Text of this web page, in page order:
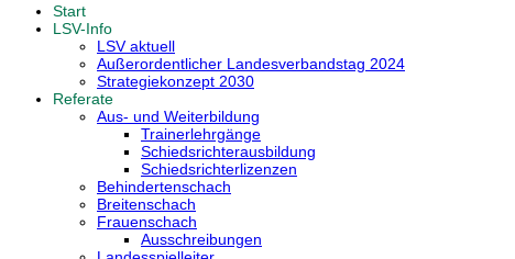
Start
LSV-Info
LSV aktuell
Außerordentlicher Landesverbandstag 2024
Strategiekonzept 2030
Referate
Aus- und Weiterbildung
Trainerlehrgänge
Schiedsrichterausbildung
Schiedsrichterlizenzen
Behindertenschach
Breitenschach
Frauenschach
Ausschreibungen